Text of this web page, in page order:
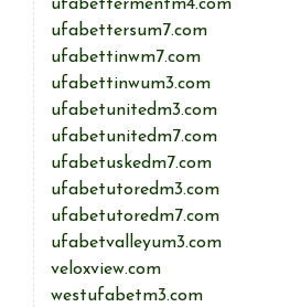
ufabettermentm4.com
ufabettersum7.com
ufabettinwm7.com
ufabettinwum3.com
ufabetunitedm3.com
ufabetunitedm7.com
ufabetuskedm7.com
ufabetutoredm3.com
ufabetutoredm7.com
ufabetvalleyum3.com
veloxview.com
westufabetm3.com